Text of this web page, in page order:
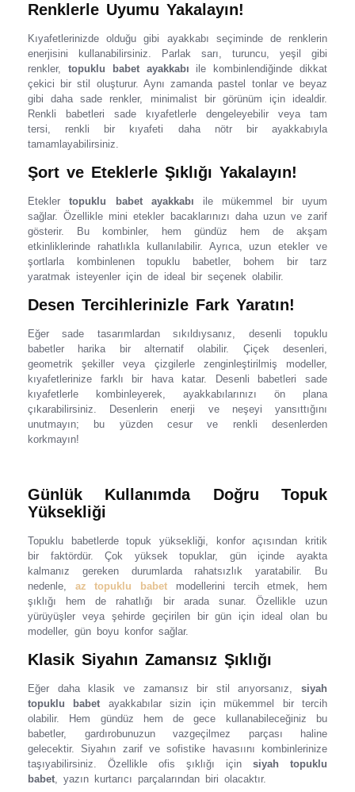
Renklerle Uyumu Yakalayın!
Kıyafetlerinizde olduğu gibi ayakkabı seçiminde de renklerin
enerjisini kullanabilirsiniz. Parlak sarı, turuncu, yeşil gibi
renkler, topuklu babet ayakkabı ile kombinlendiğinde dikkat
çekici bir stil oluşturur. Aynı zamanda pastel tonlar ve beyaz
gibi daha sade renkler, minimalist bir görünüm için idealdir.
Renkli babetleri sade kıyafetlerle dengeleyebilir veya tam
tersi, renkli bir kıyafeti daha nötr bir ayakkabıyla
tamamlayabilirsiniz.
Şort ve Eteklerle Şıklığı Yakalayın!
Eteklertopuklu babet ayakkabı ile mükemmel bir uyum
sağlar. Özellikle mini etekler bacaklarınızı daha uzun ve zarif
gösterir. Bu kombinler, hem gündüz hem de akşam
etkinliklerinde rahatlıkla kullanılabilir. Ayrıca, uzun etekler ve
şortlarla kombinlenen topuklu babetler, bohem bir tarz
yaratmak isteyenler için de ideal bir seçenek olabilir.
Desen Tercihlerinizle Fark Yaratın!
Eğer sade tasarımlardan sıkıldıysanız, desenli topuklu
babetler harika bir alternatif olabilir. Çiçek desenleri,
geometrik şekiller veya çizgilerle zenginleştirilmiş modeller,
kıyafetlerinize farklı bir hava katar. Desenli babetleri sade
kıyafetlerle kombinleyerek, ayakkabılarınızı ön plana
çıkarabilirsiniz. Desenlerin enerji ve neşeyi yansıttığını
unutmayın; bu yüzden cesur ve renkli desenlerden
korkmayın!
Günlük Kullanımda Doğru Topuk
Yüksekliği
Topuklu babetlerde topuk yüksekliği, konfor açısından kritik
bir faktördür. Çok yüksek topuklar, gün içinde ayakta
kalmanız gereken durumlarda rahatsızlık yaratabilir. Bu
nedenle, az topuklu babet
modellerini tercih etmek, hem
şıklığı hem de rahatlığı bir arada sunar. Özellikle uzun
yürüyüşler veya şehirde geçirilen bir gün için ideal olan bu
modeller, gün boyu konfor sağlar.
Klasik Siyahın Zamansız Şıklığı
Eğer daha klasik ve zamansız bir stil arıyorsanız, siyah
topuklu babet ayakkabılar sizin için mükemmel bir tercih
olabilir. Hem gündüz hem de gece kullanabileceğiniz bu
babetler, gardırobunuzun vazgeçilmez parçası haline
gelecektir. Siyahın zarif ve sofistike havasıını kombinlerinize
taşıyabilirsiniz. Özellikle ofis şıklığı için siyah topuklu
babet, yazın kurtarıcı parçalarından biri olacaktır.